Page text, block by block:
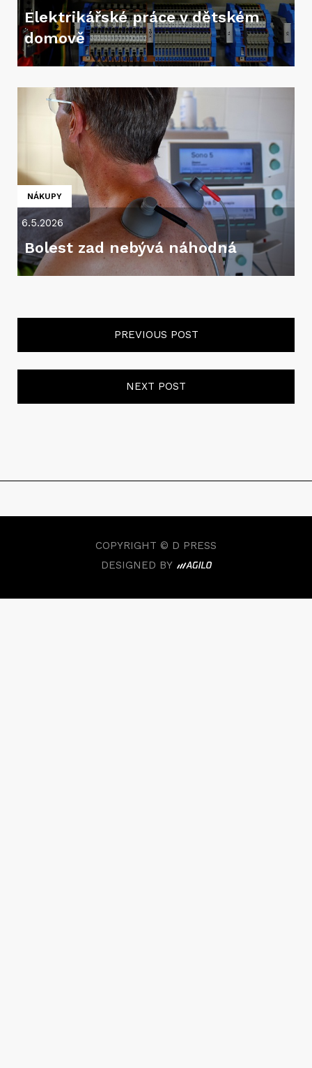
Elektrikářské práce v dětském
domově
NÁKUPY
6.5.2026
Bolest zad nebývá náhodná
PREVIOUS POST
NEXT POST
COPYRIGHT © D PRESS
DESIGNED BY